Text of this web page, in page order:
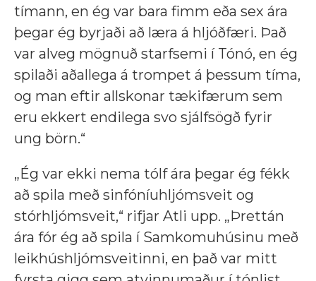
tímann, en ég var bara fimm eða sex ára
þegar ég byrjaði að læra á hljóðfæri. Það
var alveg mögnuð starfsemi í Tónó, en ég
spilaði aðallega á trompet á þessum tíma,
og man eftir allskonar tækifærum sem
eru ekkert endilega svo sjálfsögð fyrir
ung börn.“
„Ég var ekki nema tólf ára þegar ég fékk
að spila með sinfóníuhljómsveit og
stórhljómsveit,“ rifjar Atli upp. „Þrettán
ára fór ég að spila í Samkomuhúsinu með
leikhúshljómsveitinni, en það var mitt